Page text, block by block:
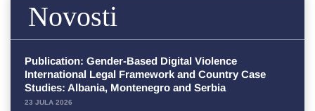
Novosti
Publication: Gender-Based Digital Violence
International Legal Framework and Country Case
Studies: Albania, Montenegro and Serbia
23 JULA 2026